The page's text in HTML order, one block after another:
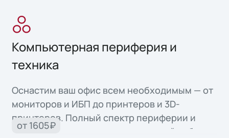
Компьютерная периферия и
техника
Оснастим ваш офис всем необходимым — от
мониторов и ИБП до принтеров и 3D-
принтеров. Полный спектр периферии и
офисной техники для продуктивной работы.
от 1605₽